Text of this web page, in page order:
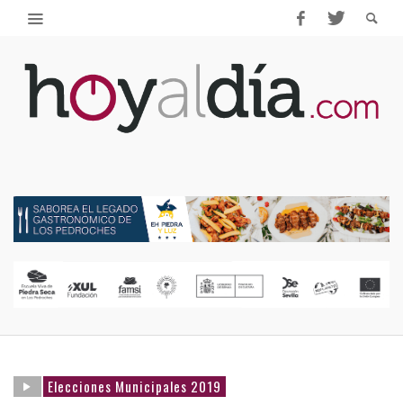
Elecciones Municipales 2019